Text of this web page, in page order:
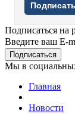
Подписаться на
Введите ваш E-
Подписаться
Мы в
Главная
Новости